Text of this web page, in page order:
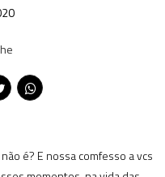
é? E nossa comfesso a vcs